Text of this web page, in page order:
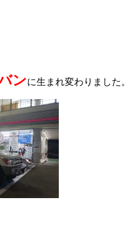
ンに生まれ変わりました。